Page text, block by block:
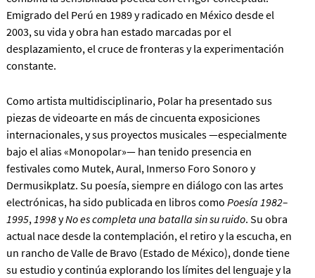
Emigrado del Perú en 1989 y radicado en México desde el
2003, su vida y obra han estado marcadas por el
desplazamiento, el cruce de fronteras y la experimentación
constante.
Como artista multidisciplinario, Polar ha presentado sus
piezas de videoarte en más de cincuenta exposiciones
internacionales, y sus proyectos musicales —especialmente
bajo el alias «Monopolar»— han tenido presencia en
festivales como Mutek, Aural, Inmerso Foro Sonoro y
Dermusikplatz. Su poesía, siempre en diálogo con las artes
electrónicas, ha sido publicada en libros como Poesía 1982–
1995,1998yNo es completa una batalla sin su ruido. Su obra
actual nace desde la contemplación, el retiro y la escucha, en
un rancho de Valle de Bravo (Estado de México), donde tiene
su estudio y continúa explorando los límites del lenguaje y la